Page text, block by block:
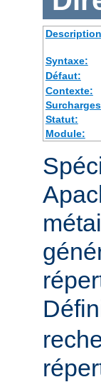
Syntaxe:
Défaut:
Contexte:
Statut:
Module: